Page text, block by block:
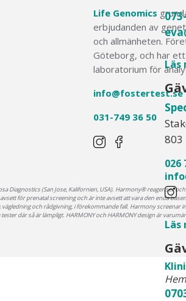
Gävle
Läs mer
Läs mer
Läs
803
026
Läs
Life Genomics
erbjudanden av
och allmänheten.
Göteborg, och har
laboratorium för
info@fostertest.se
031-749 36 50
Diagnostics (San Jose, Kalifornien, USA). Harmony® reagenser
för prenatal screening och är inte avsett att vara den enda
och rådgivning, i förekommande fall. Harmony
där så är lämpligt. HARMONY och HARMONY design är